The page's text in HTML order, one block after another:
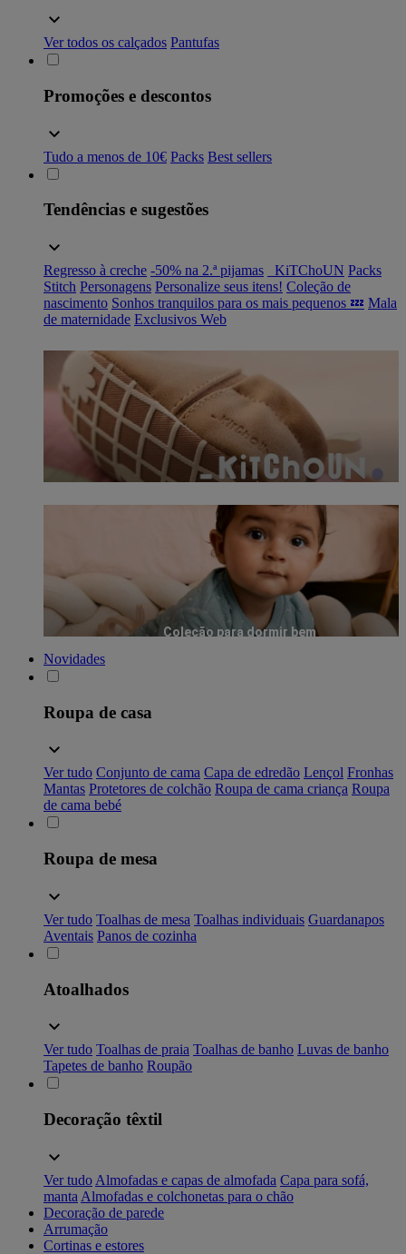
Ver todos os calçados Pantufas
Promoções e descontos
Tudo a menos de 10€ Packs Best sellers
Tendências e sugestões
Regresso à creche -50% na 2.ª pijamas _KiTChoUN Packs
Stitch Personagens Personalize seus itens! Coleção de
nascimento Sonhos tranquilos para os mais pequenos 💤 Mala
de maternidade Exclusivos Web
Coleção para dormir bem
Novidades
Roupa de casa
Ver tudo Conjunto de cama Capa de edredão Lençol Fronhas
Mantas Protetores de colchão Roupa de cama criança Roupa
de cama bebé
Roupa de mesa
Ver tudo Toalhas de mesa Toalhas individuais Guardanapos
Aventais Panos de cozinha
Atoalhados
Ver tudo Toalhas de praia Toalhas de banho Luvas de banho
Tapetes de banho Roupão
Decoração têxtil
Ver tudo Almofadas e capas de almofada Capa para sofá,
manta Almofadas e colchonetas para o chão
Decoração de parede
Arrumação
Cortinas e estores